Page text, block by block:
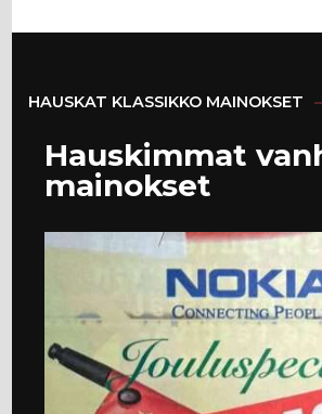
HAUSKAT KLASSIKKO MAINOKSET
Hauskimmat
mainokset